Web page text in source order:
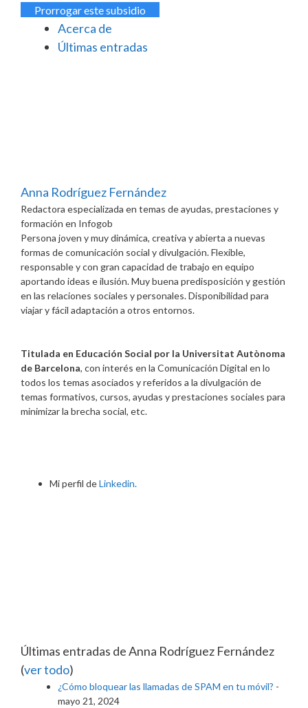
Prorrogar este subsidio
Acerca de
Últimas entradas
Anna Rodríguez Fernández
Redactora especializada en temas de ayudas, prestaciones y
formación en Infogob
Persona joven y muy dinámica, creativa y abierta a nuevas
formas de comunicación social y divulgación. Flexible,
responsable y con gran capacidad de trabajo en equipo
aportando ideas e ilusión. Muy buena predisposición y gestión
en las relaciones sociales y personales. Disponibilidad para
viajar y fácil adaptación a otros entornos.
Titulada en Educación Social por la Universitat Autònoma
de Barcelona, con interés en la Comunicación Digital en lo
todos los temas asociados y referidos a la divulgación de
temas formativos, cursos, ayudas y prestaciones sociales para
minimizar la brecha social, etc.
Mi perfil deLinkedin.
Últimas entradas de Anna Rodríguez Fernández
(ver todo)
¿Cómo bloquear las llamadas de SPAM en tu móvil? -
mayo 21, 2024